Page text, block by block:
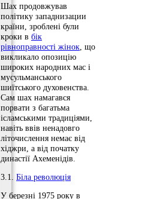
Шах продовжував
політику западнизации
країни, зроблені були
кроки в бік
рівноправності жінок , що
викликало опозицію
широких народних мас і
мусульманського
шиїтського духовенства.
Сам шах намагався
порвати з багатьма
ісламськими традиціями,
навіть ввів ненадовго
літочислення немає від
хіджри, а від початку
династії Ахеменідів.
3.1. Біла революція
У березні 1975 року в